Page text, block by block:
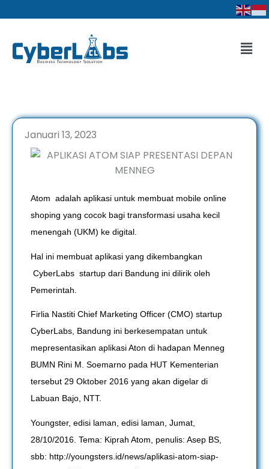
ke
Januari 13, 2023
Atom adalah aplikasi untuk membuat mobile online
shoping yang cocok bagi transformasi usaha kecil
menengah (UKM) ke digital.
Hal ini membuat aplikasi yang dikembangkan
CyberLabs startup dari Bandung ini dilirik oleh
Pemerintah.
Firlia Nastiti Chief Marketing Officer (CMO) startup
CyberLabs, Bandung ini berkesempatan untuk
mepresentasikan aplikasi Aton di hadapan Menneg
BUMN Rini M. Soemarno pada HUT Kementerian
tersebut 29 Oktober 2016 yang akan digelar di
Labuan Bajo, NTT.
Youngster, edisi laman, edisi laman, Jumat,
28/10/2016. Tema: Kiprah Atom, penulis: Asep BS,
sbb: http://youngsters.id/news/aplikasi-atom-siap-